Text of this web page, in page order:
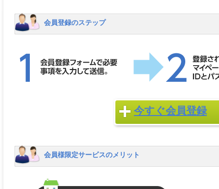
会員登録のステップ
今すぐ会員登録
会員様限定サービスのメリット